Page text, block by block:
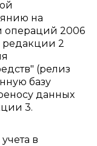
на
операций 2006
редакции 2
(релиз
базу
данных
3.
в